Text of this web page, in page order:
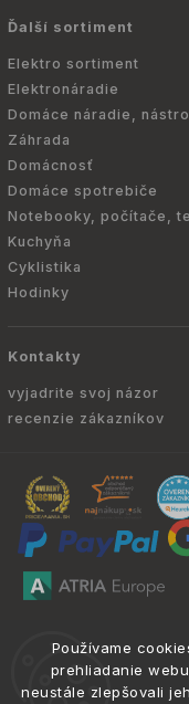
Používame
prehliadanie
neustále zlepšovali
Ďalší sortiment
Elektro sortiment
Elektronáradie
Domáce náradie,
Záhrada
Domácnosť
Domáce spotrebiče
Notebooky, počítače,
Kuchyňa
Cyklistika
Hodinky
Kontakty
vyjadrite svoj názor
recenzie zákazníkov